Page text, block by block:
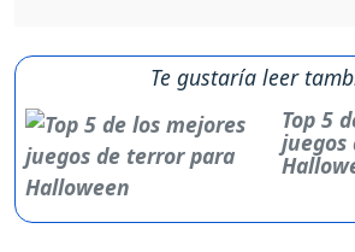
Te gustaría leer
Top 5
juegos